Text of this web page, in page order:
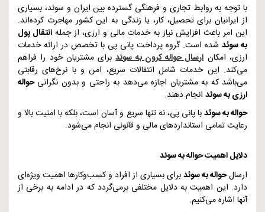
با توجه به روابط تجاری و فرهنگی گسترده بین ایران و سوئد، بسیاری
از ایرانیان برای تحصیل، کار، یا زندگی به این کشور مهاجرت کرده‌اند.
این امر باعث افزایش نیاز به خدمات مالی و ارزی، از جملهانتقال پول
به سوئد شده است. گروه پرداخت پانی پی با تخصص در ارائه خدمات
ارزی، امکانارسال حواله کرون به سوئدبرای مشتریان خود را فراهم
می‌کند. این خدمات شامل انتقالات سریع، امن و با نرخ‌های رقابتی
می‌باشد که به مشتریان اجازه می‌دهد به راحتی و بدون نگرانیحواله
ارزی به سوئد انجام دهند.
حواله به سوئدبا پانی پی، نه تنها سریع و آسان است، بلکه با امنیت بالا و
رعایت تمامی استانداردهای مالی و قانونی انجام می‌شود.
دلایل اهمیت حواله به سوئد
ارسالحواله به سوئدبرای بسیاری از افراد و کسب‌وکارها اهمیت ویژه‌ای
دارد. این اهمیت به دلایل مختلفی برمی‌گردد که در ادامه به برخی از
آنها اشاره می‌کنیم.